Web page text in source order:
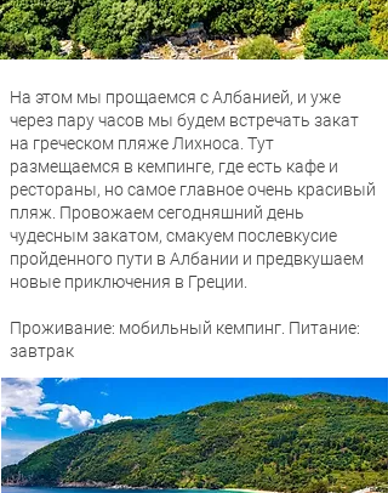
На этом мы прощаемся с Албанией, и уже
через пару часов мы будем встречать закат
на греческом пляже Лихноса. Тут
размещаемся в кемпинге, где есть кафе и
рестораны, но самое главное очень красивый
пляж. Провожаем сегодняшний день
чудесным закатом, смакуем послевкусие
пройденного пути в Албании и предвкушаем
новые приключения в Греции.
Проживание: мобильный кемпинг. Питание:
завтрак